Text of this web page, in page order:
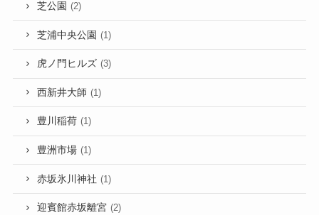
芝公園 (2)
芝浦中央公園 (1)
虎ノ門ヒルズ (3)
西新井大師 (1)
豊川稲荷 (1)
豊洲市場 (1)
赤坂氷川神社 (1)
迎賓館赤坂離宮 (2)